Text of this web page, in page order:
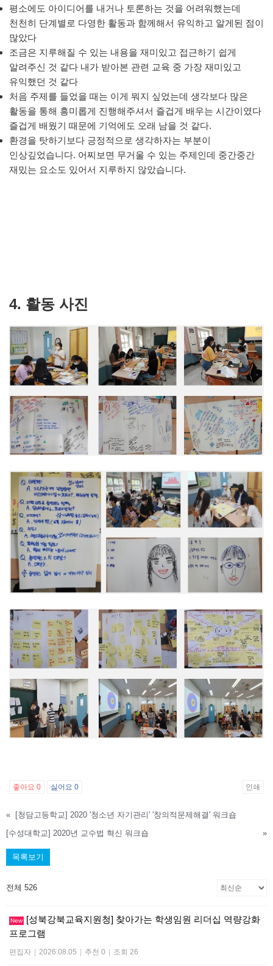
평소에도 아이디어를 내거나 토론하는 것을 어려워했는데
천천히 단계별로 다영한 활동과 함께해서 유익하고 알게된 점이
많았다
조금은 지루해질 수 있는 내용을 재미있고 접근하기 쉽게
알려주신 것 같다 내가 받아본 관련 교육 중 가장 재미있고
유익했던 것 같다
처음 주제를 들었을 때는 이게 뭐지 싶었는데 생각보다 많은
활동을 통해 흥미롭게 진행해주셔서 즐겁게 배우는 시간이였다
즐겁게 배웠기 때문에 기억에도 오래 남을 것 같다.
환경을 탓하기보다 긍정적으로 생각하자는 부분이
인상깊었습니다. 어찌보면 무거울 수 있는 주제인데 중간중간
재밌는 요소도 있어서 지루하지 않았습니다.
4. 활동 사진
좋아요 0 싫어요 0 인쇄
«
[청담고등학교] 2020 '청소년 자기관리' '창의적문제해결' 워크숍
[수성대학교] 2020년 교수법 혁신 워크숍
»
목록보기
전체 526
New
[성북강북교육지원청] 찾아가는 학생임원 리더십 역량강화
프로그램
편집자 2026.08.05 추천 0 조회 26